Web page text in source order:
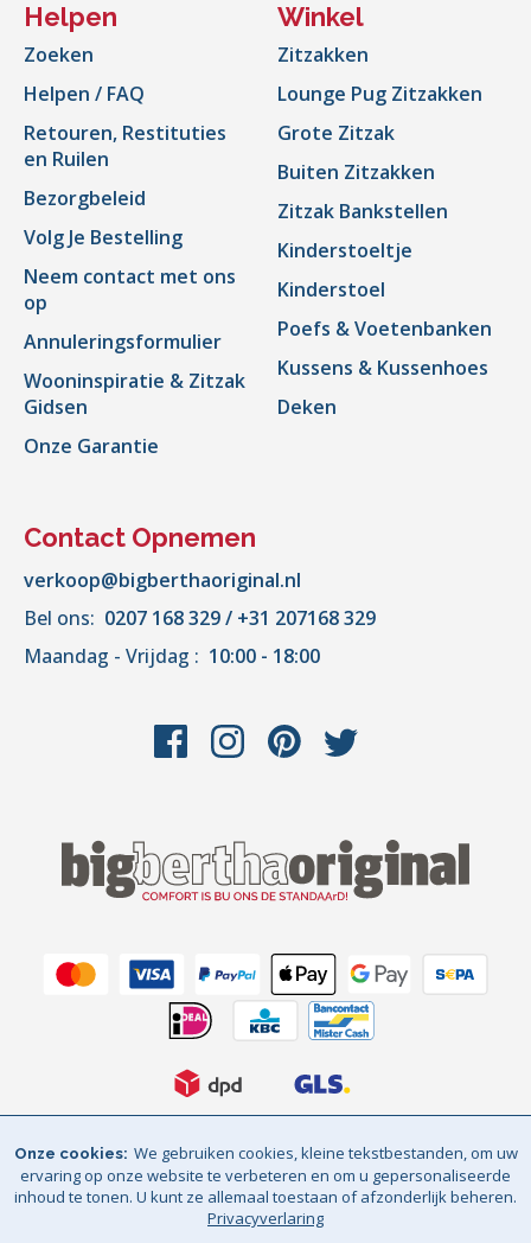
Helpen
Zoeken
Helpen / FAQ
Retouren, Restituties
en Ruilen
Bezorgbeleid
Volg Je Bestelling
Neem contact met ons
op
Annuleringsformulier
Wooninspiratie & Zitzak
Gidsen
Onze Garantie
Winkel
Zitzakken
Lounge Pug Zitzakken
Grote Zitzak
Buiten Zitzakken
Zitzak Bankstellen
Kinderstoeltje
Kinderstoel
Poefs & Voetenbanken
Kussens & Kussenhoes
Deken
Contact Opnemen
verkoop@bigberthaoriginal.nl
Bel ons: 0207 168 329 / +31 207168 329
Maandag - Vrijdag : 10:00 - 18:00
Algemene voorwaarden
Privacyverlaring
Sitemap
© Big Bertha Original 2026
Onze cookies
We gebruiken cookies, kleine tekstbestanden, om uw
ervaring op onze website te verbeteren en om u gepersonaliseerde
inhoud te tonen. U kunt ze allemaal toestaan of afzonderlijk beheren.
Privacyverlaring